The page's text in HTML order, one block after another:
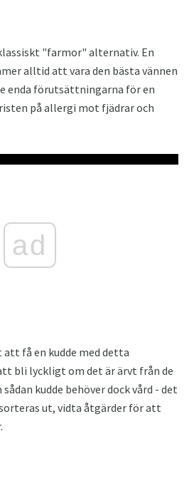
"farmor" alternativ. En
alltid att vara den bästa vännen
enda förutsättningarna för en
på allergi mot fjädrar och
ad
att få en kudde med detta
bli lyckligt om det är ärvt från de
kudde behöver dock vård - det
ut, vidta åtgärder för att